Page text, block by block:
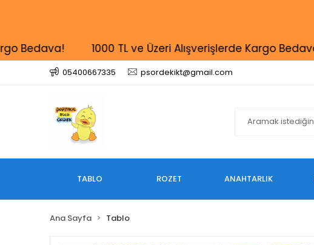
1000 TL ve Üzeri Alışverişlerde Kargo Bedava!
05400667335 psordekikt@gmail.com
TABLO ROZET ANAHTARLIK
Ana Sayfa Tablo